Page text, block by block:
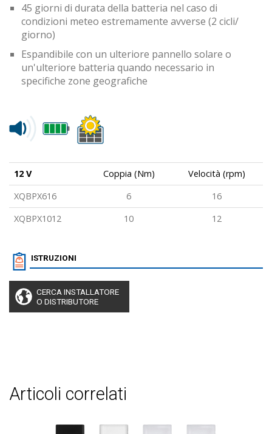
45 giorni di durata della batteria nel caso di
condizioni meteo estremamente avverse (2 cicli/
giorno)
Espandibile con un ulteriore pannello solare o
un'ulteriore batteria quando necessario in
specifiche zone geografiche
12 V Coppia (Nm)
Velocità (rpm)
XQBPX616
6
16
XQBPX1012
10 12
ISTRUZIONI
CERCA INSTALLATORE
O DISTRIBUTORE
articoli correlati